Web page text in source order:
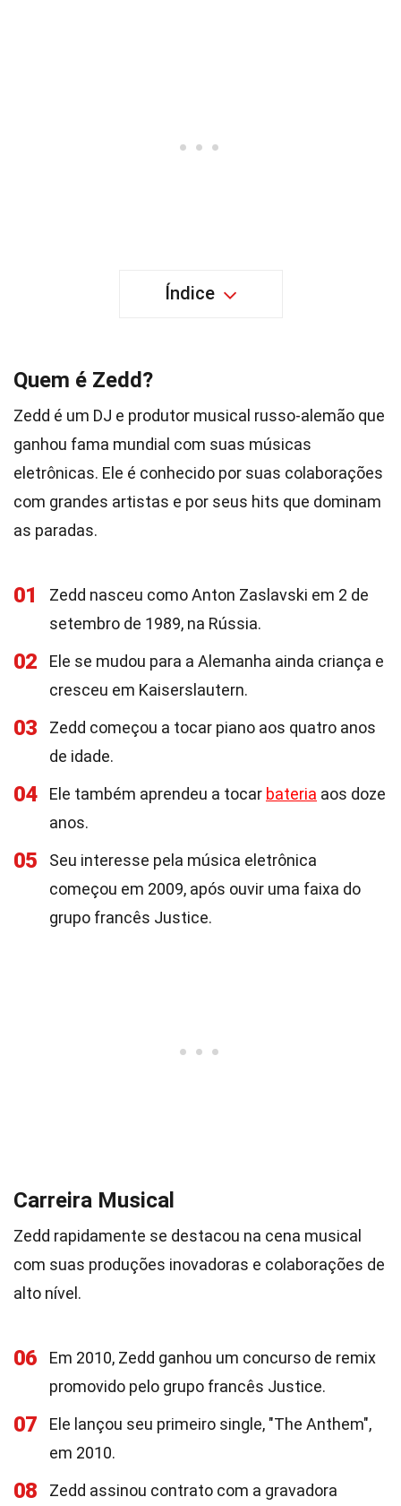
Índice
Quem é Zedd?
Zedd é um DJ e produtor musical russo-alemão que
ganhou fama mundial com suas músicas
eletrônicas. Ele é conhecido por suas colaborações
com grandes artistas e por seus hits que dominam
as paradas.
01
Zedd nasceu como Anton Zaslavski em 2 de
setembro de 1989, na Rússia.
02
Ele se mudou para a Alemanha ainda criança e
cresceu em Kaiserslautern.
03
Zedd começou a tocar piano aos quatro anos
de idade.
04 Ele também aprendeu a tocar bateria aos doze
anos.
05
Seu interesse pela música eletrônica
começou em 2009, após ouvir uma faixa do
grupo francês Justice.
Carreira Musical
Zedd rapidamente se destacou na cena musical
com suas produções inovadoras e colaborações de
alto nível.
06
Em 2010, Zedd ganhou um concurso de remix
promovido pelo grupo francês Justice.
07
Ele lançou seu primeiro single, "The Anthem",
em 2010.
08 Zedd assinou contrato com a gravadora